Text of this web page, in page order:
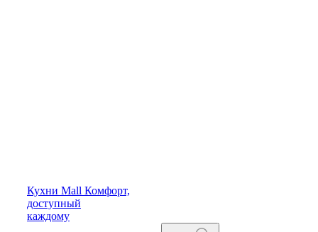
Кухни Mall Комфорт,
доступный
каждому